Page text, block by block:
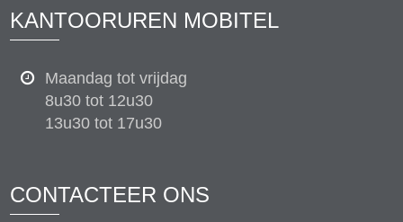
KANTOORUREN MOBITEL
Maandag tot vrijdag
8u30 tot 12u30
13u30 tot 17u30
CONTACTEER ONS